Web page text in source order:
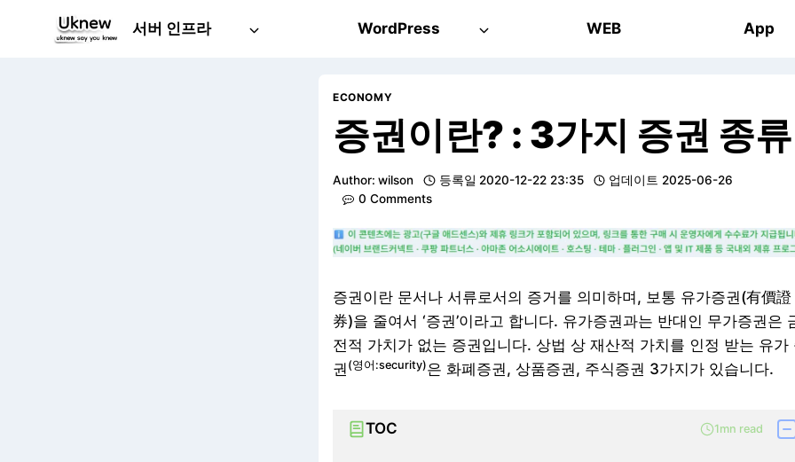
서버 인프라 WordPress WEB App
ECONOMY
증권이란? : 3가지 증권 종류
Author: wilson 등록일 2020-12-22 23:35 업데이트 2025-06-26
0 Comments
증권이란 문서나 서류로서의 증거를 의미하며, 보통 유가증권(有價證
券)을 줄여서 ‘증권’이라고 합니다. 유가증권과는 반대인 무가증권은
전적 가치가 없는 증권입니다. 상법 상 재산적 가치를 인정 받는 유가
권 (영어:security)은 화폐증권, 상품증권, 주식증권 3가지가 있습니다.
TOC 1mn read